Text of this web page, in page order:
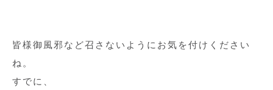
皆様御風邪など召さないようにお気を付けください
ね。
すでに、